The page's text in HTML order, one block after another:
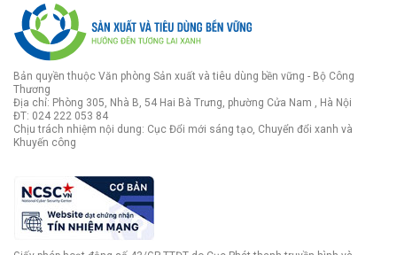
Bản quyền thuộc Văn phòng Sản xuất và tiêu dùng bền vững - Bộ Công
Thương
Địa chỉ: Phòng 305, Nhà B, 54 Hai Bà Trưng, phường Cửa Nam , Hà Nội
ĐT: 024 222 053 84
Chịu trách nhiệm nội dung: Cục Đổi mới sáng tạo, Chuyển đổi xanh và
Khuyến công